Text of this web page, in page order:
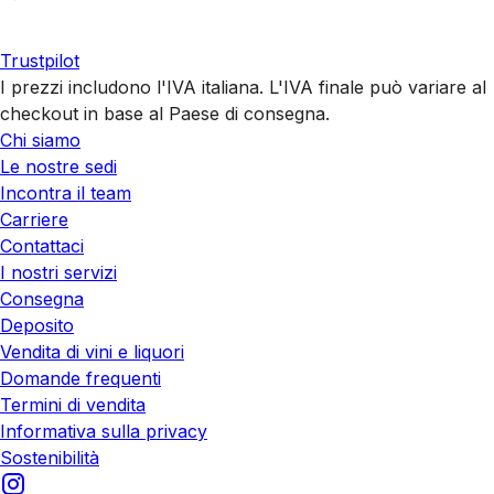
Trustpilot
I prezzi includono l'IVA italiana. L'IVA finale può variare al
checkout in base al Paese di consegna.
Chi siamo
Le nostre sedi
Incontra il team
Carriere
Contattaci
I nostri servizi
Consegna
Deposito
Vendita di vini e liquori
Domande frequenti
Termini di vendita
Informativa sulla privacy
Sostenibilità